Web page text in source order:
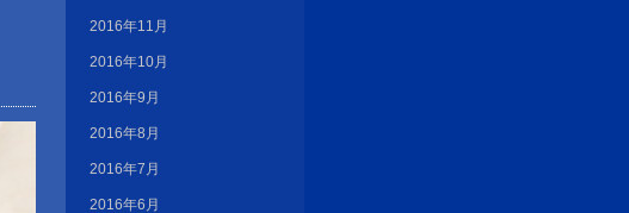
2016年11月
2016年10月
2016年9月
2016年8月
2016年7月
2016年6月